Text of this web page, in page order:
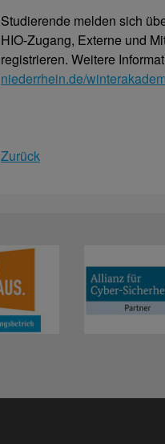
Studierende melden sich
HIO-Zugang, Externe und
registrieren. Weitere
niederrhein.de/
Zurück